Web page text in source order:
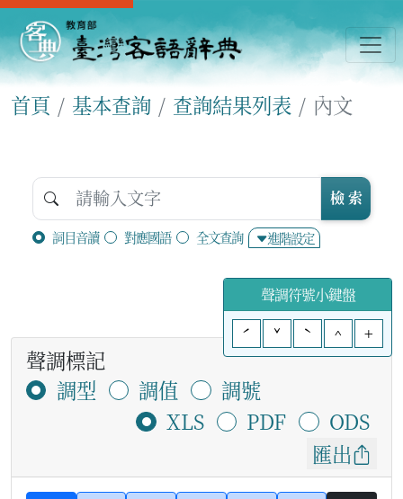
首頁 基本查詢 查詢結果列表 內文
詞目音讀 對應國語 全文查詢 進階設定
檢 索
聲調符號小鍵盤
ˊ
ˇ ˋ ^ +
聲調標記
調型
調值
調號
XLS
PDF
ODS
匯出